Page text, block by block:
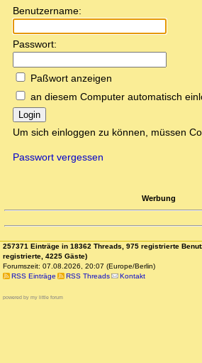
Benutzername:
Passwort:
Paßwort anzeigen
an diesem Computer automatisch
Login
Um sich einloggen zu können, müssen
Passwort vergessen
Werbung
257371 Einträge in 18362 Threads, 975 registrierte
registrierte, 4225 Gäste)
Forumszeit: 07.08.2026, 20:07 (Europe/Berlin)
RSS Einträge
RSS Threads Kontakt
powered by my little forum